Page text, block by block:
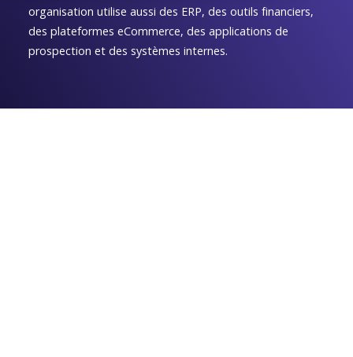
organisation utilise aussi des ERP, des outils financiers,
des plateformes eCommerce, des applications de
prospection et des systèmes internes.